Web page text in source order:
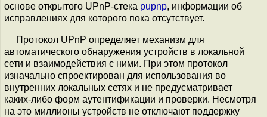
основе открытого UPnP-стека pupnp, информации об
исправлениях для которого пока отсутствует.
Протокол UPnP определяет механизм для
автоматического обнаружения устройств в локальной
сети и взаимодействия с ними. При этом протокол
изначально спроектирован для использования во
внутренних локальных сетях и не предусматривает
каких-либо форм аутентификации и проверки. Несмотря
на это миллионы устройств не отключают поддержку